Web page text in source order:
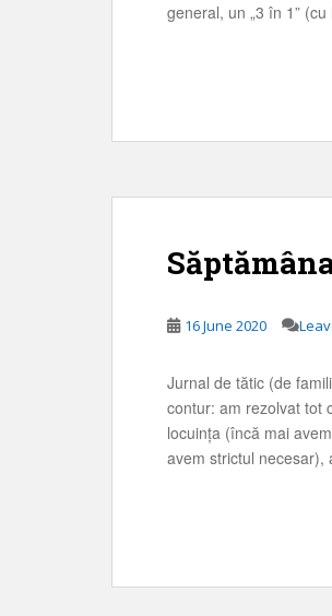
general, un „3 în 1”
16 June 2020
Jurnal de tătic (de
contur: am rezolvat tot
locuința (încă mai
avem strictul